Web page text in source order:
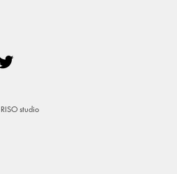
RISO studio